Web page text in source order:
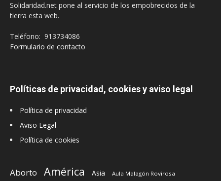
Solidaridad.net pone al servicio de los empobrecidos de la
tierra esta web.
Teléfono: 913734086
Formulario de contacto
Políticas de privacidad, cookies y aviso legal
Política de privacidad
Aviso Legal
Política de cookies
Aborto América Asia Aula Malagón Rovirosa